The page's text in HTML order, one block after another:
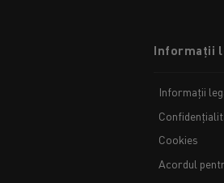
menuInformații
Informații
Cookies
Acordul